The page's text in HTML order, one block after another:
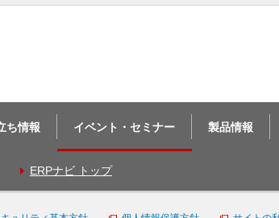
ち情報 イベント・セミナー 製品情報
ERPナビ トップ